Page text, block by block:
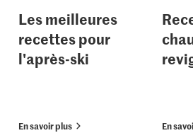
Les meilleures
recettes pour
l'après-ski
En savoir plus En